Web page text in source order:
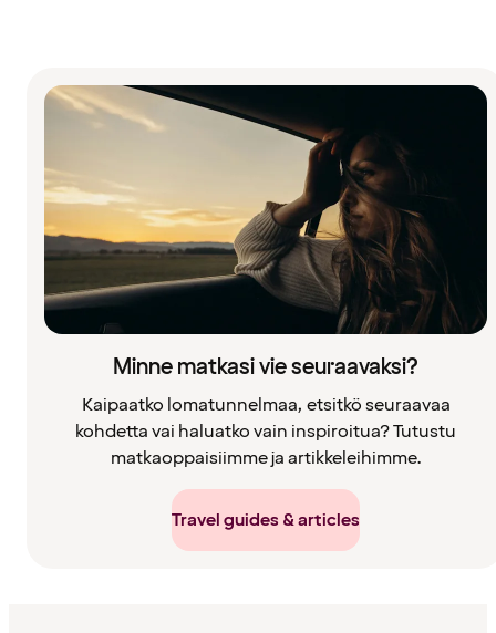
Minne matkasi vie seuraavaksi?
Kaipaatko lomatunnelmaa, etsitkö seuraavaa
kohdetta vai haluatko vain inspiroitua? Tutustu
matkaoppaisiimme ja artikkeleihimme.
Travel guides & articles